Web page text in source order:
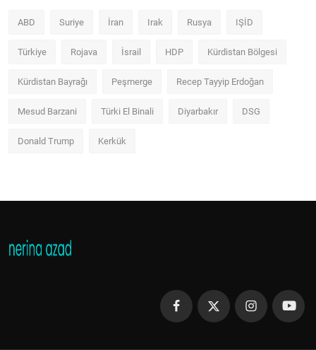
ABD Suriye İran Irak Rusya IŞİD
Türkiye Rojava İsrail HDP Kürdistan Bölgesi
Kürdistan Bayrağı Peşmerge Recep Tayyip Erdoğan
Mesud Barzani Türki El Binali Diyarbakır DSG
Donald Trump Kerkük